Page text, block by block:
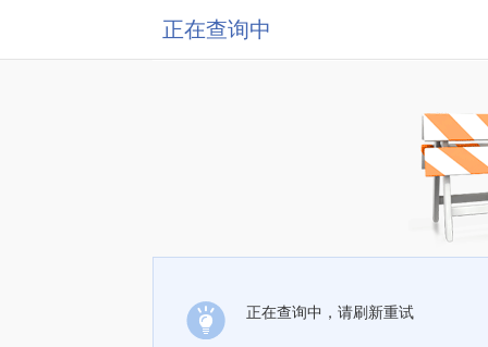
正在查询中
正在查询中，请刷新重试